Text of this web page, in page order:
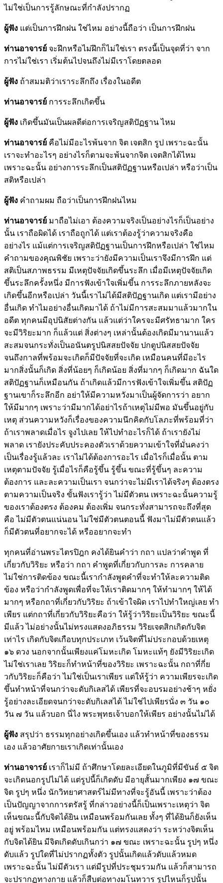
ไม่ใช่เป็นการรู้ลักษณะที่กำลังปรากฏ
ผู้ฟัง แต่เป็นการฝึกฝน ใช่ไหม อย่างนี้ถือว่า เป็นการฝึกฝน
ท่านอาจารย์ จะฝึกหรือไม่ฝึกก็ไม่ใช่เรา ตรงนี้เป็นจุดที่ว่า จาก
การไม่ใช่เรา เริ่มต้นไปจนถึงไม่มีเราโดยตลอด
ผู้ฟัง ถ้าสมมติว่าเราระลึกถึง เรื่องในอดีต
ท่านอาจารย์ การระลึกเกิดขึ้น
ผู้ฟัง เกิดขึ้นมันเป็นผลดีต่อการเจริญสติปัฏฐาน ไหม
ท่านอาจารย์ คือไม่มีอะไรพ้นจาก จิต เจตสิก รูป เพราะฉะนั้น
เราจะทำอะไรๆ อย่างไรก็ตามจะพ้นจากจิต เจตสิกได้ไหม
เพราะฉะนั้น อย่างการระลึกเป็นสติปัฏฐานหรือเปล่า หรือว่าเป็น
สติหรือเปล่า
ผู้ฟัง คำถามผม ถือว่าเป็นการฝึกฝนไหม
ท่านอาจารย์ มาถือไม่เอา ต้องความจริงเป็นอย่างไรก็เป็นอย่าง
นั้น เราถือผิดได้ เราถือถูกได้ แต่เราต้องรู้ว่าความจริงคือ
อย่างไร แม้แต่การเจริญสติปัฏฐานเป็นการฝึกหรือเปล่า ใช่ไหม
คำถามของคุณพิชัย เพราะว่ายังมีความเป็นเราจึงมีการฝึก แต่
สติเป็นสภาพธรรม มีเหตุปัจจัยเกิดขึ้นระลึก เมื่อมีเหตุปัจจัยเกิด
ขึ้นระลึกครั้งหนึ่ง มีการฟังเข้าใจเพิ่มขึ้น การระลึกภายหลังจะ
เกิดขึ้นอีกหรือเปล่า วันนี้เราไม่ได้มีสติปัฏฐานเกิด แต่เรามีอย่าง
อื่นเกิด ทำไมอย่างอื่นเกิดมาได้ ถ้าไม่มีการสะสมมาแล้วมากใน
อดีต ทุกคนมีอุปนิสัยต่างกัน แล้วแต่ว่าใครจะมีศรัทธามาก ใคร
จะมีวิริยะมาก ก็แล้วแต่ สิ่งต่างๆ เหล่านั้นต้องเกิดมีมานานแล้ว
สะสมจนกระทั่งเป็นอนันตรูปนิสสยปัจจัย ปกตูปนิสสยปัจจัย
จนถึงกาลที่พร้อมจะเกิดก็มีปัจจัยที่จะเกิด เหมือนคนที่มีอะไร
มากสิ่งนั้นก็เกิด สิ่งที่น้อยๆ ก็เกิดน้อย สิ่งที่มากๆ ก็เกิดมาก ฉันใด
สติปัฏฐานก็เหมือนกัน ถ้าเกิดแล้วมีการฟังเข้าใจเพิ่มขึ้น สติปัฏ
ฐานเขาก็ระลึกอีก อย่าให้มีความหวังมาเป็นผู้จัดการว่า อยาก
ให้มีมากๆ เพราะว่ามีมากได้อย่าไรถ้าเหตุไม่มีพอ มันขึ้นอยู่กับ
เหตุ ส่วนความหวังก็เรื่องของความนึกคิดกับโลภะที่พร้อมที่ว่า
ถ้าเราพลาดเมื่อไร จูงไปเลย ให้ไปทำอะไรก็ได้ ถ้าเรายังไม่
พลาด เรายังประคับประคองตัวเราด้วยความเข้าใจที่มั่นคงว่า
เป็นเรื่องรู้แล้วละ เราไม่ได้ต้องการอะไร เมื่อไรก็เมื่อนั้น ตาม
เหตุตามปัจจัย รู้เมื่อไรก็คือรู้ขึ้น รู้ขึ้น ขณะที่รู้ขึ้นๆ ละความ
ต้องการ และละความเป็นเรา จนกว่าจะไม่มีเราได้จริงๆ ต้องตรง
ตามความเป็นจริง ขั้นฟังเรารู้ว่า ไม่มีตัวตน เพราะฉะนั้นความรู้
ของเราต้องตรง ต้องคม ต้องเพิ่ม จนกระทั่งสามารถจะถึงที่สุด
คือ ไม่มีตัวตนแน่นอน ไม่ใช่มีตัวตนตอนนี้ ฟังมาไม่มีตัวตนแล้ว
ก็มีตัวตนที่อยากจะได้ หรืออยากจะทำ
ทุกคนที่อ่านพระไตรปิฎก คงได้ยินคำว่า กถา แปลว่าคำพูด ที่
เกี่ยวกับวิริยะ หรือว่า กถา คำพูดที่เกี่ยวกับการละ การคลาย
ไม่ใช่การติดข้อง ขณะนี้เรากำลังพูดคำที่จะทำให้ละความติด
ข้อง หรือว่ากำลังพูดเพื่อที่จะให้เราติดมากๆ ให้ทำมากๆ ให้ได้
มากๆ หรือกถาที่เกี่ยวกับวิริยะ ถ้าเข้าใจผิด เราไปทำใหญ่เลย ทำ
เพียร แต่กถาที่เกี่ยวกับวิริยะคือว่า ให้รู้ว่าวิริยะเป็นวิริยะ ขณะนี้
มีแล้ว ไม่อย่างนั้นไม่ทรงแสดงอภิธรรม วิริยเจตสิกเกิดกับจิต
เท่าไร เกิดกับจิตเกือบทุกประเภท เว้นจิตที่ไม่ประกอบด้วยเหตุ
๑๖ ดวง นอกจากนั้นเพียงแค่โมหะเกิด โมหะแท้ๆ ยังมีวิริยะเกิด
ไม่ใช่เราเลย วิริยะก็ทำหน้าที่ของวิริยะ เพราะฉะนั้น กถาที่กี่ย
วกับวิริยะก็คือว่า ไม่ใช่เป็นเราเพียร แต่ให้รู้ว่า ความเพียรจะเกิด
ขึ้นทำหน้าที่จนกว่าจะดับกิเลสได้ เพียรที่จะอบรมอย่างช้าๆ หยั่ง
รู้อย่างละเอียดจนกว่าจะดับกิเลสได้ ไม่ใช่ไปเพียรนั่ง ๓ วัน ๑๐
วัน ๗ วัน แล้วบอก นี่ไง พระพุทธเจ้าบอกให้เพียร อย่างนั้นไม่ได้
ผู้ฟัง สรุปว่า ธรรมทุกอย่างเกิดขึ้นเอง แล้วทำหน้าที่ของธรรม
เอง แล้วอาศัยกายเราเกิดเท่านั้นเอง
ท่านอาจารย์ เราก็ไม่มี ถ้าศึกษาโดยละเอียดในภูมิที่มีขันธ์ ๕ จิต
จะเกิดนอกรูปไม่ได้ แต่รูปนี้ก็เกิดดับ มีอายุสั้นมากเพียง ๑๗ ขณะ
จิต รูปๆ หนึ่ง นักวิทยาศาสตร์ไม่มีทางที่จะรู้อันนี้ เพราะว่าต้อง
เป็นปัญญาจากการตรัสรู้ ที่กล่าวอย่างนี้ก็เป็นเพราะเหตุว่า จิต
เห็นขณะนี้กับจิตได้ยิน เหมือนพร้อมกันเลย ทั้งๆ ที่ได้ยินก็ยังเห็น
อยู่ พร้อมไหม เหมือนพร้อมกัน แต่ทรงแสดงว่า ระหว่างจิตเห็น
กับจิตได้ยิน มีจิตเกิดดับเกินกว่า ๑๗ ขณะ เพราะฉะนั้น รูปๆ หนึ่ง
ดับแล้ว รูปใดที่ไม่ปรากฏทั้งตัว รูปนั้นเกิดแล้วดับแล้วหมด
เพราะฉะนั้น ไม่มีตัวเรา แต่มีรูปที่ประชุมรวมกัน แล้วก็สามารถ
จะปรากฏทางกาย แล้วก็สืบต่อทางมโนทวาร รูปไหนก็รูปนั้น